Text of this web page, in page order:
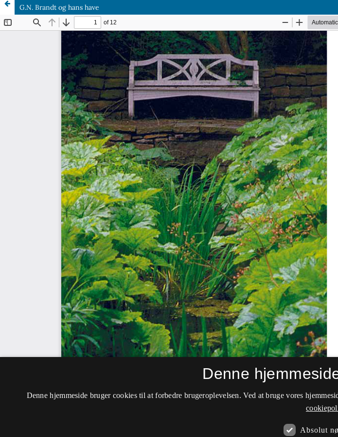
G.N. Brandt og hans have
Denne
Denne hjemmeside bruger cookies til at forbedre brugeroplevelsen. Ved at bruge vores
Absolut